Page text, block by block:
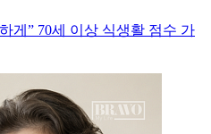
게” 70세 이상 식생활 점수 가